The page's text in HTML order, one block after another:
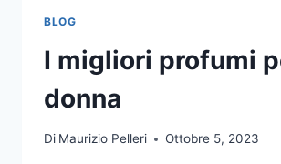
VIDEO
BLOG
I migliori profumi
donna
Di Maurizio Pelleri Ottobre 5, 2023